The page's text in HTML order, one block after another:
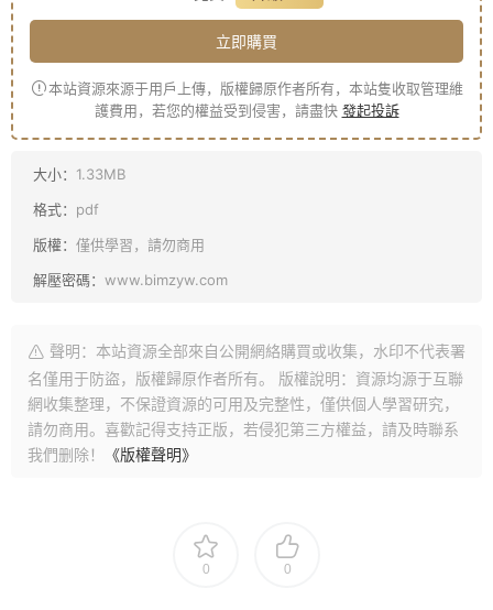
立即購買
本站資源來源于用戶上傳，版權歸原作者所有，本站隻收取管理維
護費用，若您的權益受到侵害，請盡快 發起投訴
大小： 1.33MB
格式： pdf
版權： 僅供學習，請勿商用
解壓密碼： www.bimzyw.com
聲明：本站資源全部來自公開網絡購買或收集，水印不代表署
名僅用于防盜，版權歸原作者所有。 版權說明：資源均源于互聯
網收集整理，不保證資源的可用及完整性，僅供個人學習研究，
請勿商用。喜歡記得支持正版，若侵犯第三方權益，請及時聯系
我們删除！
《版權聲明》
0 0